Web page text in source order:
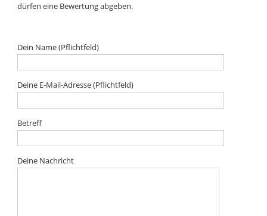
dürfen eine Bewertung abgeben.
Dein Name (Pflichtfeld)
Deine E-Mail-Adresse (Pflichtfeld)
Betreff
Deine Nachricht